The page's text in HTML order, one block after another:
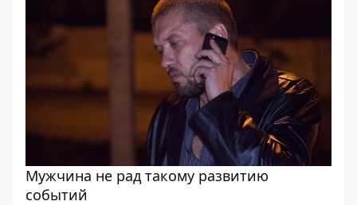
Мужчина не рад такому развитию
событий